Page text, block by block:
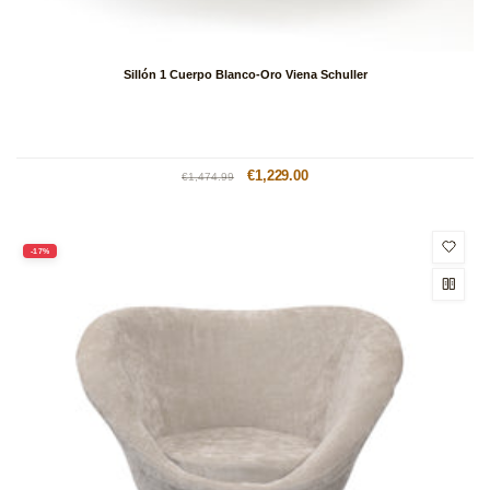
Sillón 1 Cuerpo Blanco-Oro Viena Schuller
Precio
€1,474.99
Precio
€1,229.00
-17%